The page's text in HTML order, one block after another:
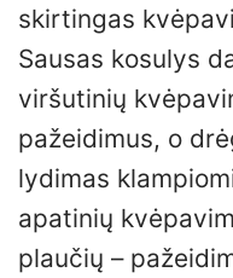
skirtingas
Sausas kosulys
viršutinių
pažeidimus, o
lydimas
apatinių
plaučių –